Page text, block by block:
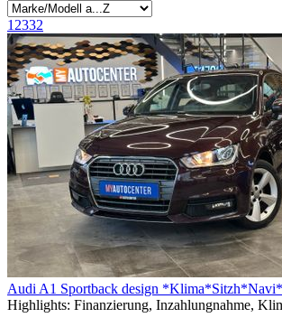
1 2332
Audi A1 Sportback design *Klima*Sitzh*Navi*
Highlights: Finanzierung, Inzahlungnahme,